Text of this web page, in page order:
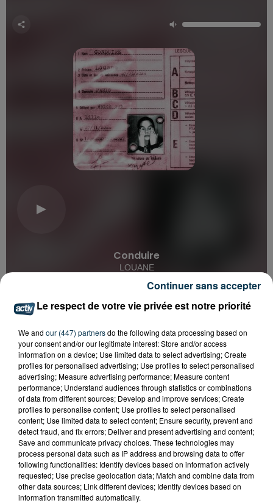
Conduire
LOUANE
ACTIV VOUS OFFRE VOS PLACES
Radio officielle de la Chorale de Roanne, ACTIV met en
jeuplusieurs placesdans leDrive ACTIVanimé par
Laurent de 16h à 20h.
Restez également connecté à la pageFacebook
d'ACTIV Radio: un jeu concours vous permet
d'empocher les précieux sésames !
Le respect de votre vie privée est notre priorité
We and our (447) partnersdo the following data processing based on
your consent and/or our legitimate interest: Store and/or access
information on a device; Use limited data to select advertising; Create
profiles for personalised advertising; Use profiles to select personalised
advertising; Measure advertising performance; Measure content
performance; Understand audiences through statistics or combinations
of data from different sources; Develop and improve services; Create
profiles to personalise content; Use profiles to select personalised
content; Use limited data to select content; Ensure security, prevent and
detect fraud, and fix errors; Deliver and present advertising and content;
Save and communicate privacy choices. These technologies may
process personal data such as IP address and browsing data to offer
following functionalities: Identify devices based on information actively
requested; Use precise geolocation data; Match and combine data from
other data sources; Link different devices; Identify devices based on
information transmitted automatically.
Continuer sans accepter